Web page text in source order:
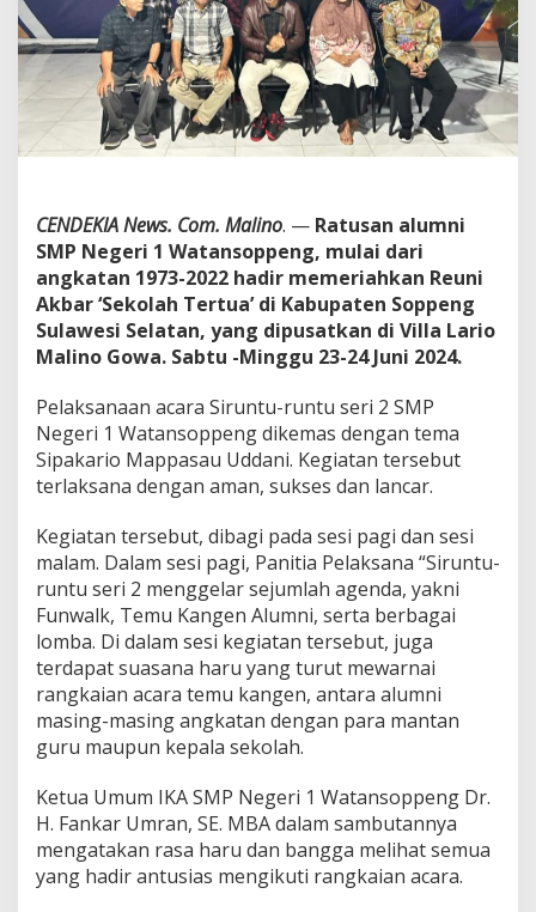
i
k
e
m
a
s
D
g
a
n
S
r
u
n
u
-
r
u
n
u
s
e
r
i
2
B
r
l
n
g
u
n
CENDEKIA News. Com. Malino. — Ratusan alumni
SMP Negeri 1 Watansoppeng, mulai dari
angkatan 1973-2022 hadir memeriahkan Reuni
Akbar ‘Sekolah Tertua’ di Kabupaten Soppeng
Sulawesi Selatan, yang dipusatkan di Villa Lario
Malino Gowa. Sabtu -Minggu 23-24 Juni 2024.
Pelaksanaan acara Siruntu-runtu seri 2 SMP
Negeri 1 Watansoppeng dikemas dengan tema
Sipakario Mappasau Uddani. Kegiatan tersebut
terlaksana dengan aman, sukses dan lancar.
Kegiatan tersebut, dibagi pada sesi pagi dan sesi
malam. Dalam sesi pagi, Panitia Pelaksana “Siruntu-
runtu seri 2 menggelar sejumlah agenda, yakni
Funwalk, Temu Kangen Alumni, serta berbagai
lomba. Di dalam sesi kegiatan tersebut, juga
terdapat suasana haru yang turut mewarnai
rangkaian acara temu kangen, antara alumni
masing-masing angkatan dengan para mantan
guru maupun kepala sekolah.
Ketua Umum IKA SMP Negeri 1 Watansoppeng Dr.
H. Fankar Umran, SE. MBA dalam sambutannya
mengatakan rasa haru dan bangga melihat semua
yang hadir antusias mengikuti rangkaian acara.